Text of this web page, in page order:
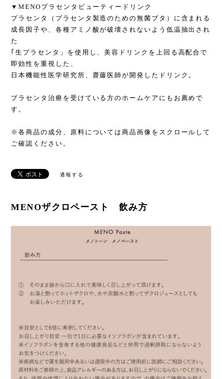
▼MENOプラセンタビューティードリンク
プラセンタ（プラセンタ製造のための無菌ブタ）に含まれる
成長因子や、各種アミノ酸が破壊されないよう低温抽出され
た
｢生プラセンタ」を使用し、美容ドリンクを上回る高配合で
即効性を重視した、
日本機能性医学研究所、齋藤医師が開発したドリンク。
プラセンタ治療を受けている方のホームケアにもお薦めで
す。
※各商品の成分、原料については商品画像をスクロールして
ご確認ください。
通報する
MENOザクロペースト 飲み方